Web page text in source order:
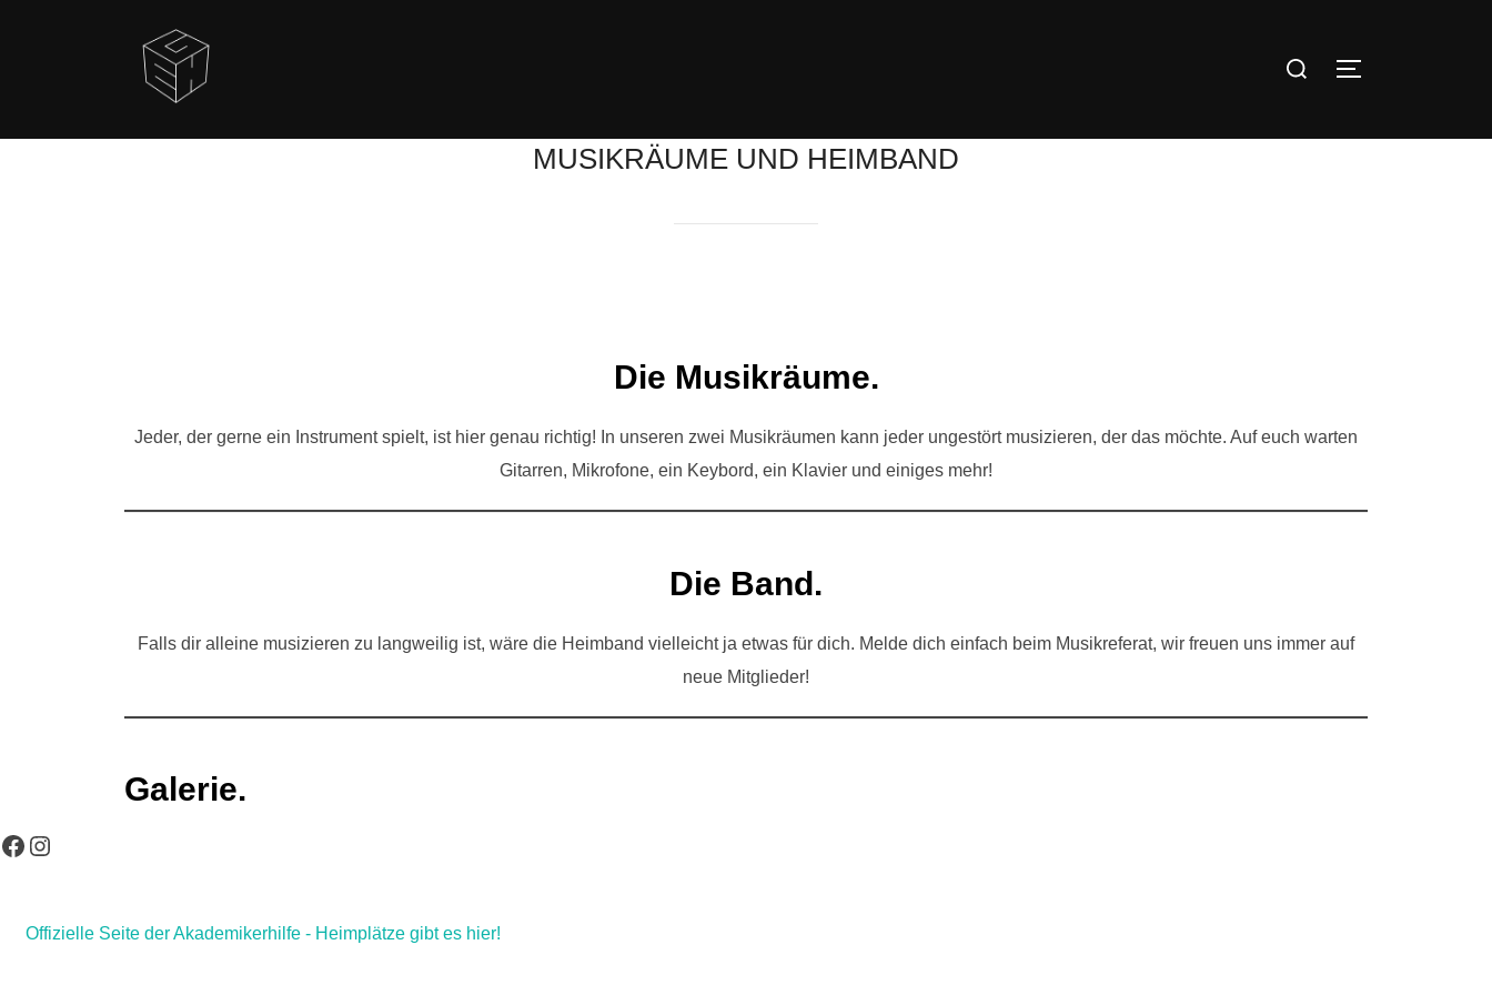
Suchen
MUSIKRÄUME UND HEIMBAND
Die Musikräume.
Jeder, der gerne ein Instrument spielt, ist hier genau richtig! In unseren zwei Musikräumen kann jeder ungestört musizieren, der das möchte. Auf euch warten
Gitarren, Mikrofone, ein Keybord, ein Klavier und einiges mehr!
Die Band.
Falls dir alleine musizieren zu langweilig ist, wäre die Heimband vielleicht ja etwas für dich. Melde dich einfach beim Musikreferat, wir freuen uns immer auf
neue Mitglieder!
Galerie.
Facebook
Instagram
Offizielle Seite der Akademikerhilfe - Heimplätze gibt es hier!